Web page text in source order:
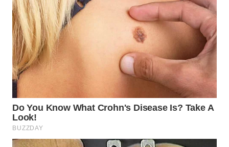
LISTRIK
WAHANA
TRAVEL
WAHANA
WAHANANEWS